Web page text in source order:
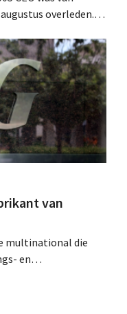
overleden.
en nam
over.
van
multinational die
en